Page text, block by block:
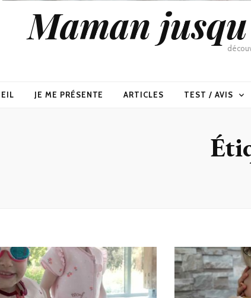
Maman
JE ME PRÉSENTE ARTICLES TEST / AVIS